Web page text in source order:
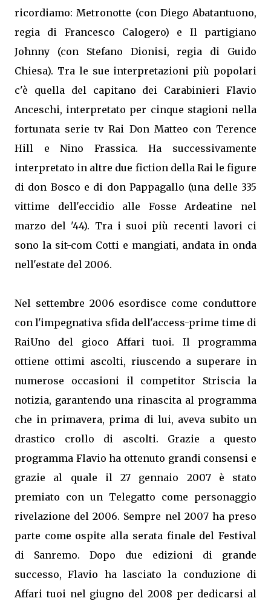
ricordiamo: Metronotte (con Diego Abatantuono,
regia di Francesco Calogero) e Il partigiano
Johnny (con Stefano Dionisi, regia di Guido
Chiesa). Tra le sue interpretazioni più popolari
c'è quella del capitano dei Carabinieri Flavio
Anceschi, interpretato per cinque stagioni nella
fortunata serie tv Rai Don Matteo con Terence
Hill e Nino Frassica. Ha successivamente
interpretato in altre due fiction della Rai le figure
di don Bosco e di don Pappagallo (una delle 335
vittime dell'eccidio alle Fosse Ardeatine nel
marzo del '44). Tra i suoi più recenti lavori ci
sono la sit-com Cotti e mangiati, andata in onda
nell'estate del 2006.
Nel settembre 2006 esordisce come conduttore
con l'impegnativa sfida dell'access-prime time di
RaiUno del gioco Affari tuoi. Il programma
ottiene ottimi ascolti, riuscendo a superare in
numerose occasioni il competitor Striscia la
notizia, garantendo una rinascita al programma
che in primavera, prima di lui, aveva subito un
drastico crollo di ascolti. Grazie a questo
programma Flavio ha ottenuto grandi consensi e
grazie al quale il 27 gennaio 2007 è stato
premiato con un Telegatto come personaggio
rivelazione del 2006. Sempre nel 2007 ha preso
parte come ospite alla serata finale del Festival
di Sanremo. Dopo due edizioni di grande
successo, Flavio ha lasciato la conduzione di
Affari tuoi nel giugno del 2008 per dedicarsi al